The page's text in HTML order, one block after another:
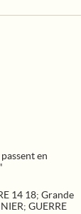
en
14 18; Grande
; GUERRE